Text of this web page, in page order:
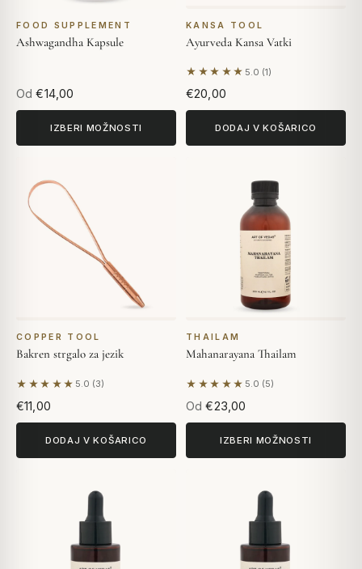
FOOD SUPPLEMENT
Ashwagandha Kapsule
Od €14,00
IZBERI MOŽNOSTI
KANSA TOOL
Ayurveda Kansa Vatki
★★★★★ 5.0 (1)
Na podlagi 1 mnenja
€20,00
DODAJ V KOŠARICO
COPPER TOOL
Bakren strgalo za jezik
★★★★★ 5.0 (3)
Na podlagi 3 mnenj
€11,00
DODAJ V KOŠARICO
THAILAM
Mahanarayana Thailam
★★★★★ 5.0 (5)
Na podlagi 5 mnenj
Od €23,00
IZBERI MOŽNOSTI